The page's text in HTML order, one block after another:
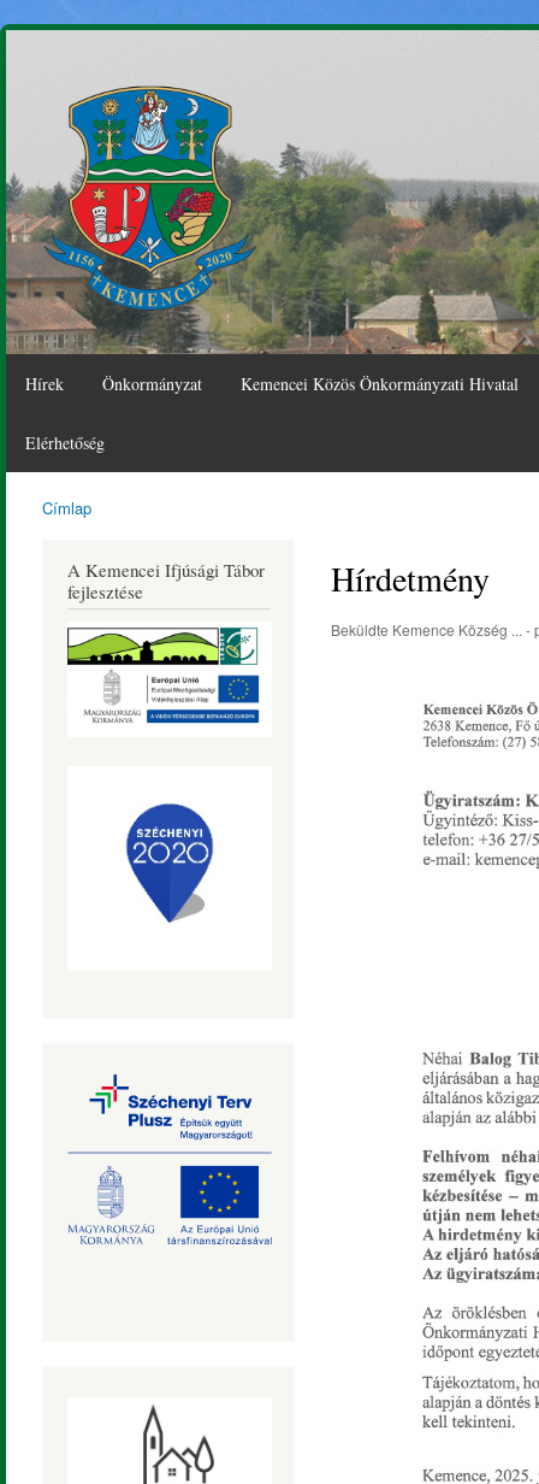
Hírek Önkormányzat Kemencei Közös Önkormányzati Hivatal
Elérhetőség
Kemence
Község
Honlapja
Címlap
A Kemencei Ifjúsági Tábor
fejlesztése
Hírdetmény
Beküldte Kemence Község ... -